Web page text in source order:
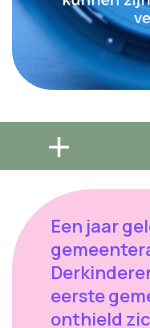
Een jaar
eerste
onthield